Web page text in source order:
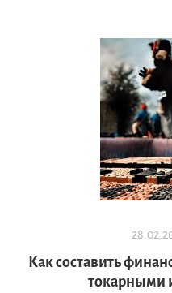
Как составить
токарными